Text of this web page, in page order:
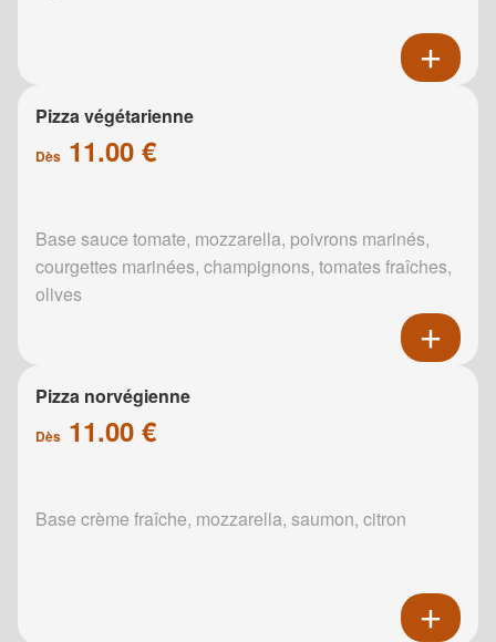
Pizza végétarienne
Dès 11.00 €
Base sauce tomate, mozzarella, poivrons marinés,
courgettes marinées, champignons, tomates fraîches,
olives
Pizza norvégienne
Dès 11.00 €
Base crème fraîche, mozzarella, saumon, citron